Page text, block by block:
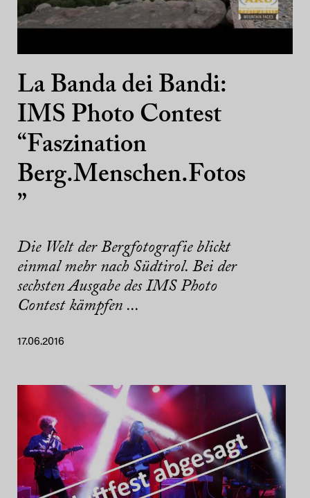
La Banda dei Bandi:
IMS Photo Contest
“Faszination
Berg.Menschen.Fotos
”
Die Welt der Bergfotografie blickt
einmal mehr nach Südtirol. Bei der
sechsten Ausgabe des IMS Photo
Contest kämpfen ...
17.06.2016